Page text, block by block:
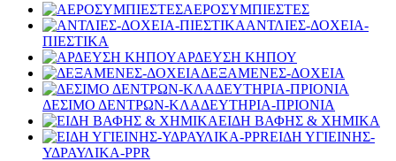
ΑΕΡΟΣΥΜΠΙΕΣΤΕΣ
ΑΝΤΛΙΕΣ-ΔΟΧΕΙΑ-
ΠΙΕΣΤΙΚΑ
ΑΡΔΕΥΣΗ ΚΗΠΟΥ
ΔΕΞΑΜΕΝΕΣ-ΔΟΧΕΙΑ
ΔΕΣΙΜΟ ΔΕΝΤΡΩΝ-ΚΛΑΔΕΥΤΗΡΙΑ-ΠΡΙΟΝΙΑ
ΕΙΔΗ ΒΑΦΗΣ & ΧΗΜΙΚΑ
ΕΙΔΗ ΥΓΙΕΙΝΗΣ-
ΥΔΡΑΥΛΙΚΑ-PPR